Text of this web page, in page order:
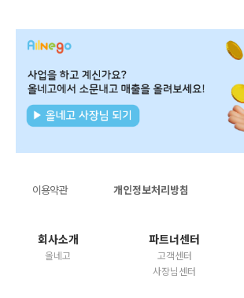
이용약관 개인정보처리방침
회사소개
올네고
파트너센터
고객센터
사장님센터